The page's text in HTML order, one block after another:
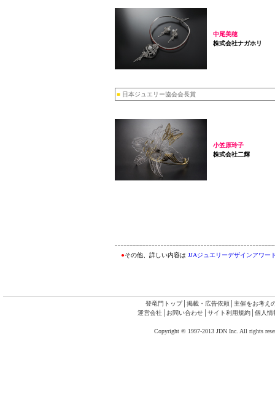
中尾美穂
株式会社ナガホリ
■ 日本ジュエリー協会会長賞
小笠原玲子
株式会社二輝
●その他、詳しい内容は JJAジュエリーデザインアワー
登竜門トップ│ 掲載・広告依頼
主催をお考え
運営会社│ お問い合わせ│ サイト利用規約│ 個人情
Copyright © 1997-2013 JDN Inc. All rights